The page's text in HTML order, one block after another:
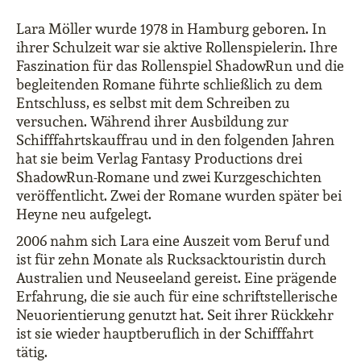
Lara Möller wurde 1978 in Hamburg geboren. In
ihrer Schulzeit war sie aktive Rollenspielerin. Ihre
Faszination für das Rollenspiel ShadowRun und die
begleitenden Romane führte schließlich zu dem
Entschluss, es selbst mit dem Schreiben zu
versuchen. Während ihrer Ausbildung zur
Schifffahrtskauffrau und in den folgenden Jahren
hat sie beim Verlag Fantasy Productions drei
ShadowRun-Romane und zwei Kurzgeschichten
veröffentlicht. Zwei der Romane wurden später bei
Heyne neu aufgelegt.
2006 nahm sich Lara eine Auszeit vom Beruf und
ist für zehn Monate als Rucksacktouristin durch
Australien und Neuseeland gereist. Eine prägende
Erfahrung, die sie auch für eine schriftstellerische
Neuorientierung genutzt hat. Seit ihrer Rückkehr
ist sie wieder hauptberuflich in der Schifffahrt
tätig.